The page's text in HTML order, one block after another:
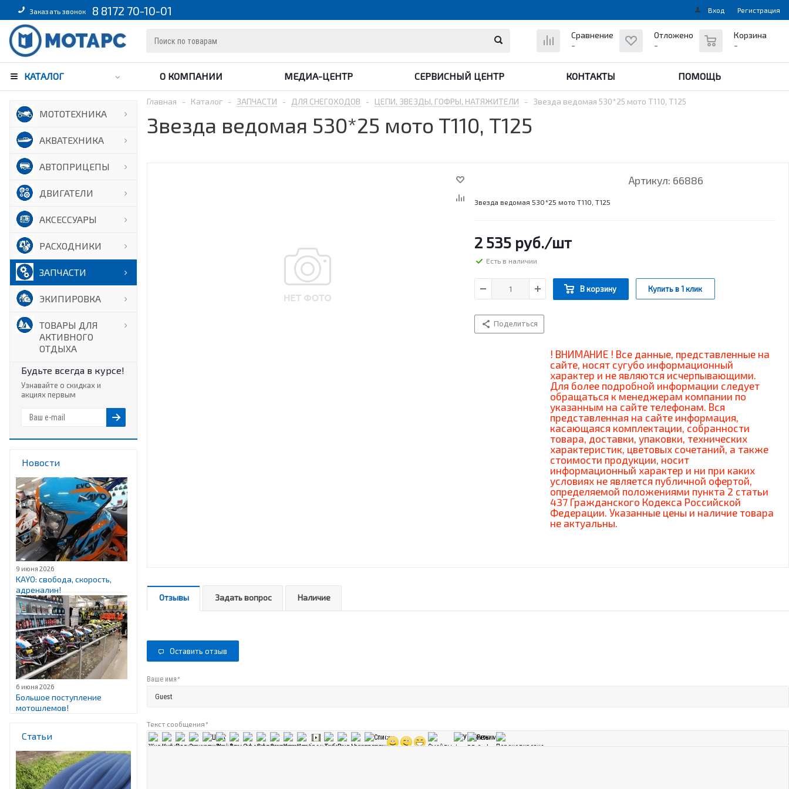
Заказать звонок 8 8172 70-10-01 Вход Регистрация
Сравнение
-
Отложено
-
Корзина
-
КАТАЛОГ О КОМПАНИИ МЕДИА-ЦЕНТР СЕРВИСНЫЙ ЦЕНТР КОНТАКТЫ ПОМОЩЬ
МОТОТЕХНИКА
АКВАТЕХНИКА
АВТОПРИЦЕПЫ
ДВИГАТЕЛИ
АКСЕССУАРЫ
РАСХОДНИКИ
ЗАПЧАСТИ
ЭКИПИРОВКА
ТОВАРЫ ДЛЯ
АКТИВНОГО
ОТДЫХА
Будьте всегда в курсе!
Узнавайте о скидках и
акциях первым
Новости
9 июня 2026
KAYO: свобода, скорость,
адреналин!
6 июня 2026
Большое поступление
мотошлемов!
Статьи
Главная - Каталог - ЗАПЧАСТИ - ДЛЯ СНЕГОХОДОВ - ЦЕПИ, ЗВЕЗДЫ, ГОФРЫ, НАТЯЖИТЕЛИ - Звезда ведомая 530*25 мото Т110, T125
Звезда ведомая 530*25 мото Т110, T125
Артикул: 66886
Звезда ведомая 530*25 мото Т110, T125
2 535 руб./шт
Есть в наличии
В корзину Купить в 1 клик
Поделиться
! ВНИМАНИЕ ! Все данные, представленные на
сайте, носят сугубо информационный
характер и не являются исчерпывающими.
Для более подробной информации следует
обращаться к менеджерам компании по
указанным на сайте телефонам. Вся
представленная на сайте информация,
касающаяся комплектации, собранности
товара, доставки, упаковки, технических
характеристик, цветовых сочетаний, а также
стоимости продукции, носит
информационный характер и ни при каких
условиях не является публичной офертой,
определяемой положениями пункта 2 статьи
437 Гражданского Кодекса Российской
Федерации. Указанные цены и наличие товара
не актуальны.
Отзывы Задать вопрос Наличие
Оставить отзыв
Ваше имя*
Текст сообщения*